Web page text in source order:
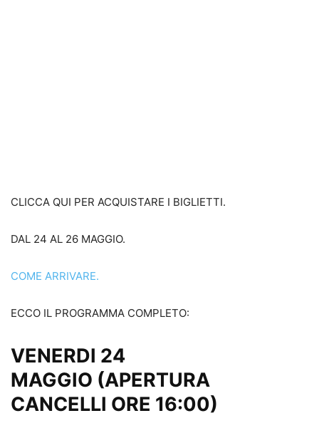
CLICCA QUI PER ACQUISTARE I BIGLIETTI.
DAL 24 AL 26 MAGGIO.
COME ARRIVARE.
ECCO IL PROGRAMMA COMPLETO:
VENERDI 24
MAGGIO (APERTURA
CANCELLI ORE 16:00)